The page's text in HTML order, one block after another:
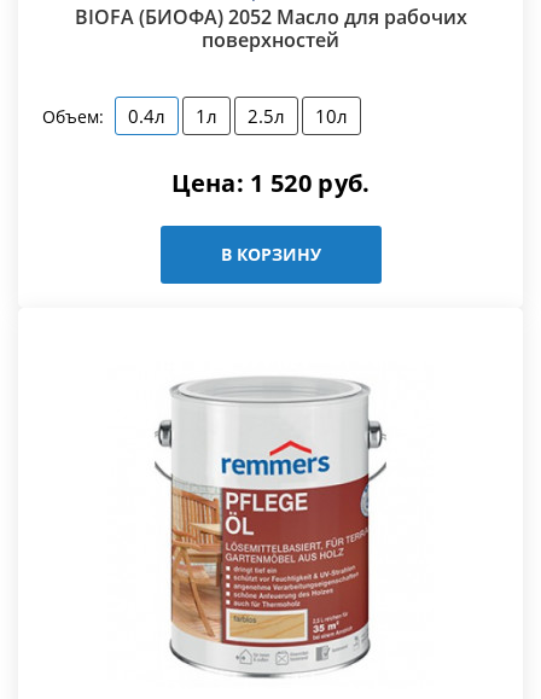
BIOFA (БИОФА) 2052 Масло для рабочих
поверхностей
Объем: 0.4л 1л 2.5л 10л
Цена: 1 520руб.
В КОРЗИНУ